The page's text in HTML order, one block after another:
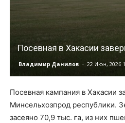
Посевная в Хакасии
Владимир Данилов - 22 Июн, 2026
Посевная кампания в Хакасии
Минсельхозпрод республики.
засеяно 70,9 тыс. га, из них